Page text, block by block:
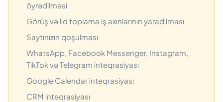
öyrədilməsi
Görüş və lid toplama iş axınlarının yaradılması
Saytınızın qoşulması
WhatsApp, Facebook Messenger, Instagram,
TikTok və Telegram inteqrasiyası
Google Calendar inteqrasiyası
CRM inteqrasiyası